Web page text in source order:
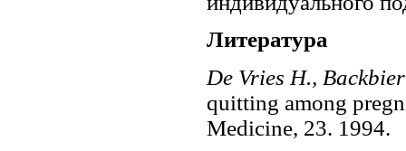
Литература
De Vries H.,
quitting among
Medicine, 23. 1994.